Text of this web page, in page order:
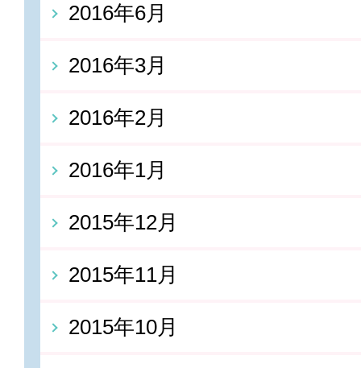
2016年6月
2016年3月
2016年2月
2016年1月
2015年12月
2015年11月
2015年10月